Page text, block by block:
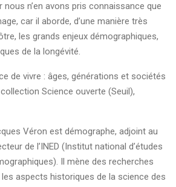
n’en avons pris connaissance que
car il aborde, d’une manière très
les grands enjeux démographiques,
de la longévité.
de vivre : âges, générations et sociétés
Science ouverte (Seuil),
Véron est démographe, adjoint au
de l’INED (Institut national d’études
Il mène des recherches
les aspects historiques de la science des